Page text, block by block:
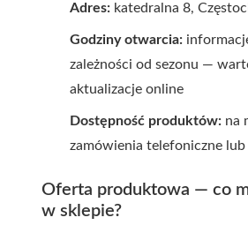
Adres: katedralna 8,
Godziny otwarcia:
zależności od sezonu —
aktualizacje online
Dostępność produktów: na
zamówienia telefoniczne
Oferta produktowa — co
w sklepie?